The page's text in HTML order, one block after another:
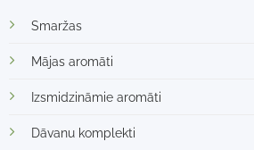
Smaržas
Mājas aromāti
Izsmidzināmie aromāti
Dāvanu komplekti